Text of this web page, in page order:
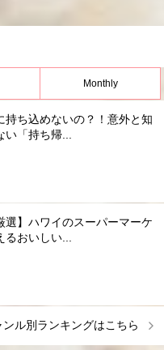
Monthly
持ち込めないの？！意外と知
い「持ち帰...
選】ハワイのスーパーマーケ
るおいしい...
ンル別ランキングはこちら